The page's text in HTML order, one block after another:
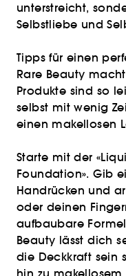
unterstreicht,
Selbstliebe und
Tipps für einen
Rare Beauty
Produkte sind so
selbst mit wenig
einen makellosen
Starte mit der
Foundation». Gib
Handrücken und
oder deinen
aufbaubare
Beauty lässt dich
die Deckkraft sein
hin zu makellosem